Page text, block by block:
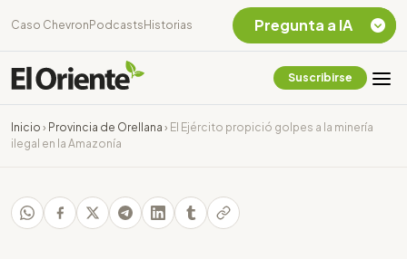
Caso Chevron Podcasts Historias
Suscribirse
Inicio › Provincia de Orellana › El Ejército propició golpes a la minería
ilegal en la Amazonía
Pregunta a IA
Chevron Ecuador